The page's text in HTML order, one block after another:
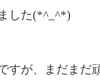
した(*^_^*)
すが、まだまだ